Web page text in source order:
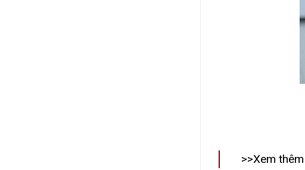
>>Xem thêm